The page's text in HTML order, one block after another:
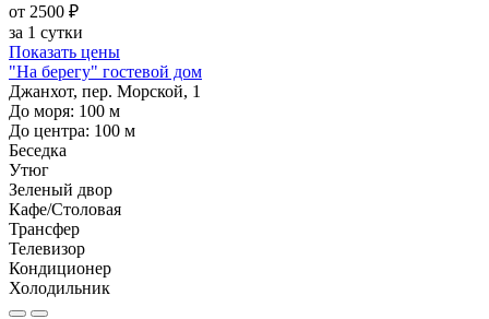
от 2500 ₽
за 1 сутки
Показать цены
"На берегу" гостевой дом
Джанхот, пер. Морской, 1
До моря: 100 м
До центра: 100 м
Беседка
Утюг
Зеленый двор
Кафе/Столовая
Трансфер
Телевизор
Кондиционер
Холодильник